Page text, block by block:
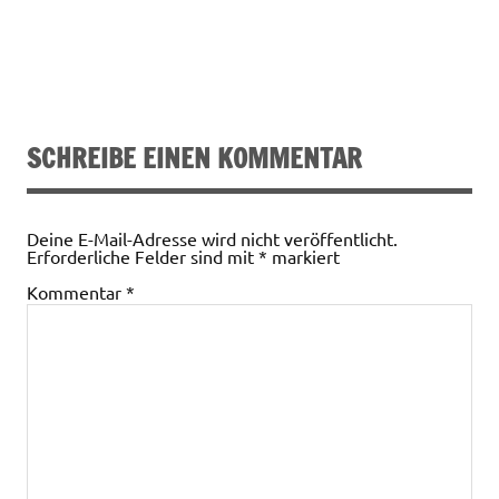
SCHREIBE EINEN KOMMENTAR
Deine E-Mail-Adresse wird nicht veröffentlicht.
Erforderliche Felder sind mit * markiert
Kommentar *